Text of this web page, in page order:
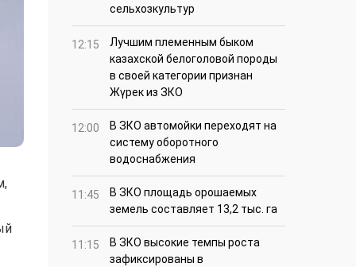
сельхозкультур
12:15
Лучшим племенным быком
казахской белоголовой породы
в своей категории признан
Жүрек из ЗКО
12:00
В ЗКО автомойки переходят на
систему оборотного
водоснабжения
11:45
В ЗКО площадь орошаемых
земель составляет 13,2 тыс. га
11:15
В ЗКО высокие темпы роста
зафиксированы в